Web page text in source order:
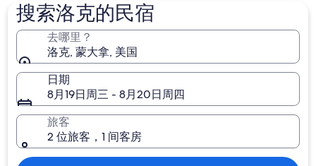
搜索洛克的民宿
去哪里？
洛克, 蒙大拿, 美国
日期
8月19日周三 - 8月20日周四
旅客
2 位旅客，1 间客房